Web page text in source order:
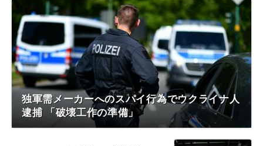
独軍需メーカーへのスパイ行為でウクライナ人
逮捕 「破壊工作の準備」